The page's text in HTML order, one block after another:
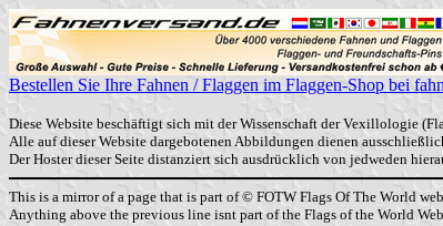
Bestellen Sie Ihre Fahnen / Flaggen im Flaggen-Shop bei
Diese Website beschäftigt sich mit der Wissenschaft der Vexillologie
Alle auf dieser Website dargebotenen Abbildungen dienen
Der Hoster dieser Seite distanziert sich ausdrücklich von jedweden
This is a mirror of a page that is part of © FOTW Flags Of The World
Anything above the previous line isnt part of the Flags of the World